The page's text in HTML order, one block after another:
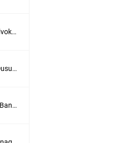
Hari Jadi Pertama PHIGMA: Advokat dan LBH Perkuat Soliditas di Jakarta
Ruwatan Malam Satu Suro di Dusun Kedungsekar Lor, Tradisi Luhur yang Terus Istiqomah
Media Peduli Bangsa Salurkan Bantuan Alat Bantu Jalan untuk Lansia